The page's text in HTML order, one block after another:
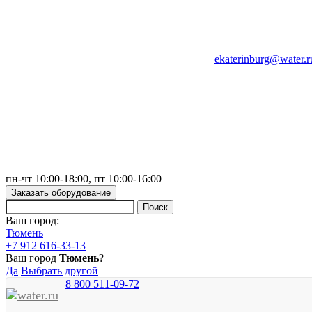
пн-чт 10:00-18:00, пт 10:00-16:00
Заказать оборудование
Ваш город:
Тюмень
+7 912 616-33-13
Ваш город Тюмень?
Да Выбрать другой
8 800 511-09-72